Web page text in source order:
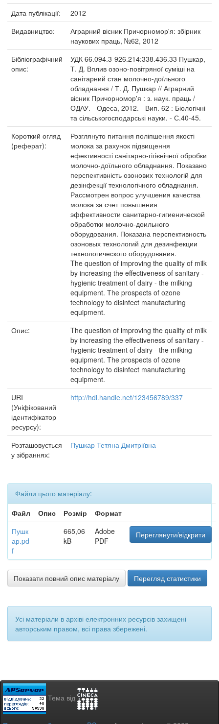
Дата публікації:
2012
Видавництво:
Аграрний вісник Причорномор'я: збірник
наукових праць, №62, 2012
Бібліографічний
опис:
УДК 66.094.3-926.214:338.436.33 Пушкар,
Т. Д. Вплив озоно-повітряної суміші на
санітарний стан молочно-доїльного
обладнання / Т. Д. Пушкар // Аграрний
вісник Причорномор'я : з. наук. праць /
ОДАУ. - Одеса, 2012. - Вип. 62 : Біологічні
та сільськогосподарські науки. - С.40-45.
Короткий огляд
(реферат):
Розглянуто питання поліпшення якості
молока за рахунок підвищення
ефективності санітарно-гігієнічної обробки
молочно-доїльного обладнання. Показано
перспективність озонових технологій для
дезінфекції технологічного обладнання.
Рассмотрен вопрос улучшения качества
молока за счет повышения
эффективности санитарно-гигиенической
обработки молочно-доильного
оборудования. Показана перспективность
озоновых технологий для дезинфекции
технологического оборудования.
The question of improving the quality of milk
by increasing the effectiveness of sanitary -
hygienic treatment of dairy - the milking
equipment. The prospects of ozone
technology to disinfect manufacturing
equipment.
Опис:
The question of improving the quality of milk
by increasing the effectiveness of sanitary -
hygienic treatment of dairy - the milking
equipment. The prospects of ozone
technology to disinfect manufacturing
equipment.
URI
(Уніфікований
ідентифікатор
ресурсу):
http://hdl.handle.net/123456789/337
Розташовується
у зібраннях:
Пушкар Тетяна Дмитріївна
Файли цього матеріалу:
Файл
Опис Розмір
Формат
Пушк
ар.pd
f
665,06
kB
Adobe
PDF
Переглянути/відкрити
Показати повний опис матеріалу Перегляд статистики
Усі матеріали в архіві електронних ресурсів захищені
авторським правом, всі права збережені.
Тема від